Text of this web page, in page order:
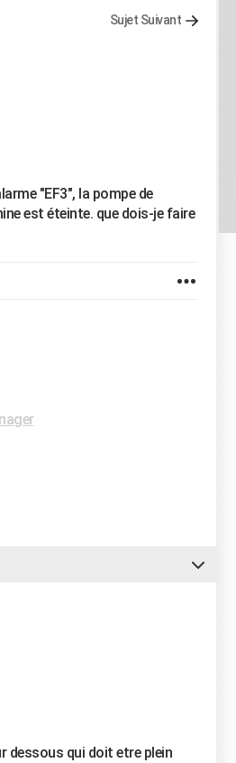
Sujet Suivant
"EF3", la pompe de
est éteinte. que dois-je faire
dessous qui doit etre plein